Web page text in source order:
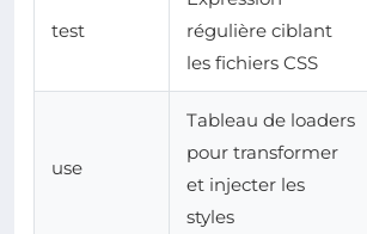
test
régulière ciblant
les fichiers CSS
use
Tableau de loaders
pour transformer
et injecter les
styles